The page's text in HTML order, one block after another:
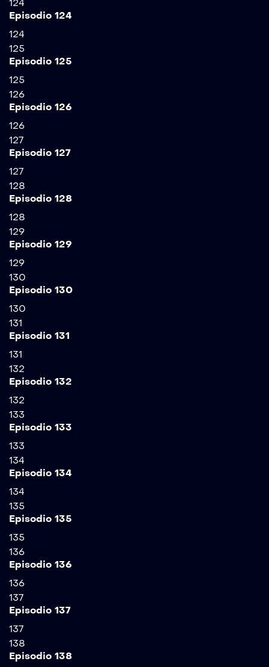
124
Episodio 124
124
125
Episodio 125
125
126
Episodio 126
126
127
Episodio 127
127
128
Episodio 128
128
129
Episodio 129
129
130
Episodio 130
130
131
Episodio 131
131
132
Episodio 132
132
133
Episodio 133
133
134
Episodio 134
134
135
Episodio 135
135
136
Episodio 136
136
137
Episodio 137
137
138
Episodio 138